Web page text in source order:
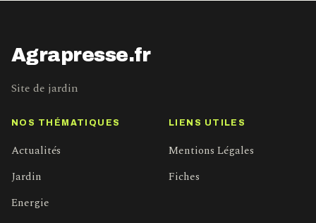
Agrapresse.fr
Site de jardin
NOS THÉMATIQUES
Actualités
Jardin
Energie
LIENS UTILES
Mentions Légales
Fiches